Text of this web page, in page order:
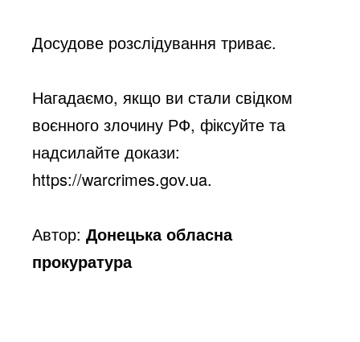
Досудове розслідування триває.
Нагадаємо, якщо ви стали свідком
воєнного злочину РФ, фіксуйте та
https://warcrimes.gov.ua.
Автор:Донецька обласна
прокуратура